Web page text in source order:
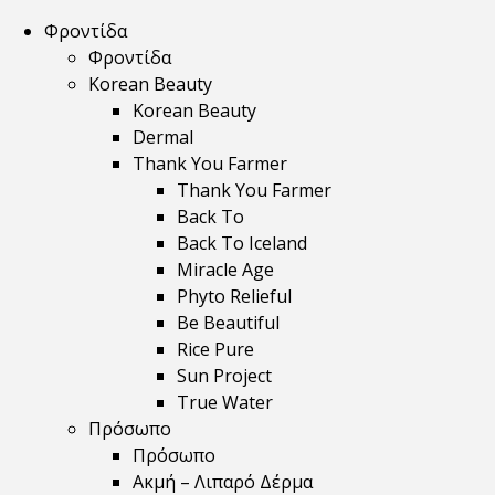
Φροντίδα
Φροντίδα
Korean Beauty
Korean Beauty
Dermal
Thank You Farmer
Thank You Farmer
Back To
Back To Iceland
Miracle Age
Phyto Relieful
Be Beautiful
Rice Pure
Sun Project
True Water
Πρόσωπο
Πρόσωπο
Ακμή – Λιπαρό Δέρμα